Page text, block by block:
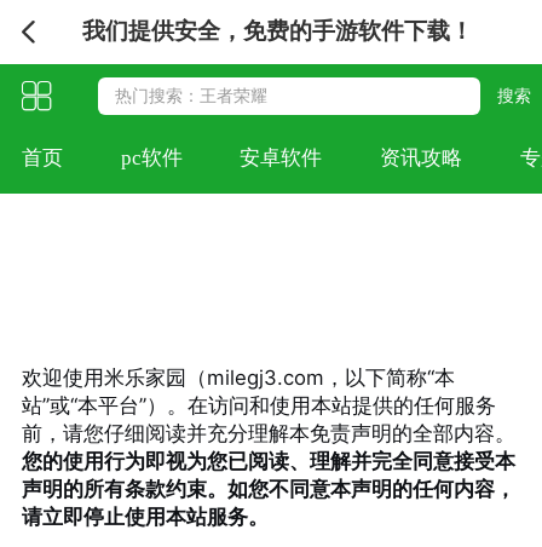
我们提供安全，免费的手游软件下载！
首页 pc软件 安卓软件 资讯攻略
欢迎使用米乐家园（milegj3.com，以下简称“本
站”或“本平台”）。在访问和使用本站提供的任何服务
前，请您仔细阅读并充分理解本免责声明的全部内容。
您的使用行为即视为您已阅读、理解并完全同意接受本
声明的所有条款约束。如您不同意本声明的任何内容，
请立即停止使用本站服务。